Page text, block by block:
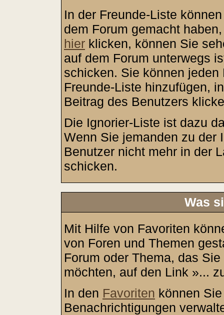
In der Freunde-Liste
dem Forum gemacht
hier klicken, können Sie
auf dem Forum unterwegs
schicken. Sie können
Freunde-Liste hinzufügen,
Beitrag des Benutzers
Die Ignorier-Liste ist dazu
Wenn Sie jemanden zu der
Benutzer nicht mehr in der
schicken.
Was
Mit Hilfe von Favoriten
von Foren und Themen
Forum oder Thema, das
möchten, auf den Link »...
In den Favoriten können
Benachrichtigungen